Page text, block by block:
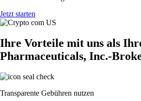
Jetzt starten
Ihre Vorteile mit uns als
Pharmaceuticals, Inc.-
Transparente Gebühren nutzen